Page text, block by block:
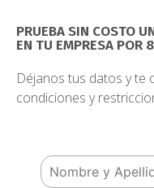
PRUEBA SIN COSTO
EN TU EMPRESA POR
Déjanos tus datos y te
condiciones y